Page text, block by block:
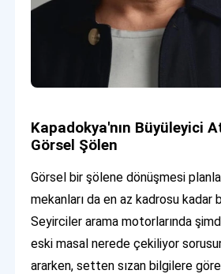
Kapadokya'nın Büyüleyici
Görsel Şölen
Görsel bir şölene dönüşmesi
mekanları da en az kadrosu kadar
Seyirciler arama motorlarında
eski masal nerede çekiliyor
ararken, setten sızan bilgilere göre